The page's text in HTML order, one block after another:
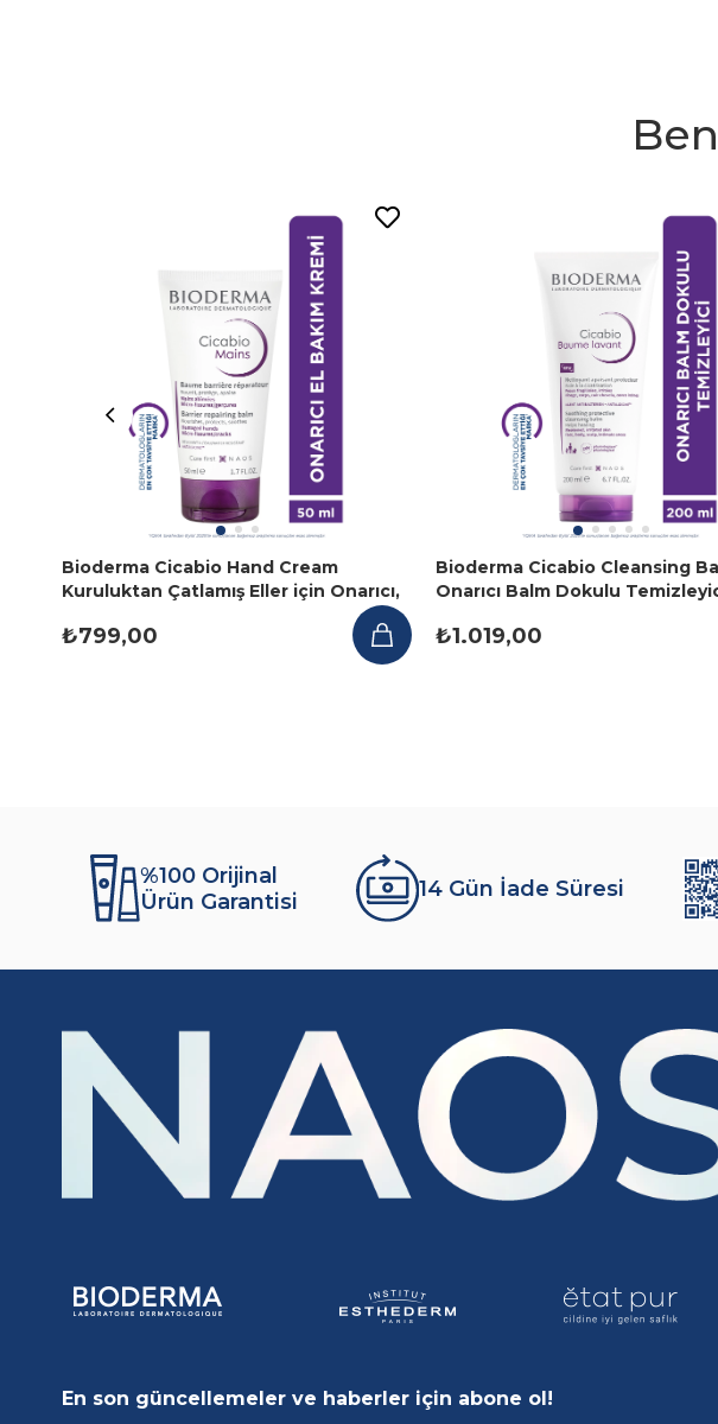
Bioderma Cicabio Hand Cream
Kuruluktan Çatlamış Eller için Onarıcı,
Yoğun Nemlendirici El Kremi 50 ml
₺799,00
Bioderma Cicabio Cleansing
Onarıcı Balm Dokulu
₺1.019,00
%100 Orijinal
Ürün Garantisi
14 Gün İade Süresi
En son güncellemeler ve haberler için abone ol!